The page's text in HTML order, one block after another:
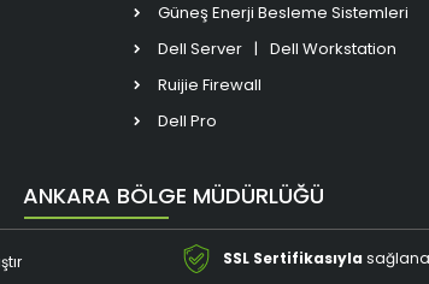
Güneş Enerji Besleme Sistemleri
Dell Server | Dell Workstation
Ruijie Firewall
Dell Pro
ANKARA BÖLGE MÜDÜRLÜĞÜ
SSL Sertifikasıyla